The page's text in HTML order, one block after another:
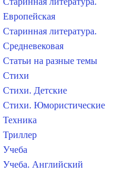
Европейская
Старинная литература.
Средневековая
Статьи на разные темы
Стихи
Стихи. Детские
Стихи. Юмористические
Техника
Триллер
Учеба
Учеба. Английский